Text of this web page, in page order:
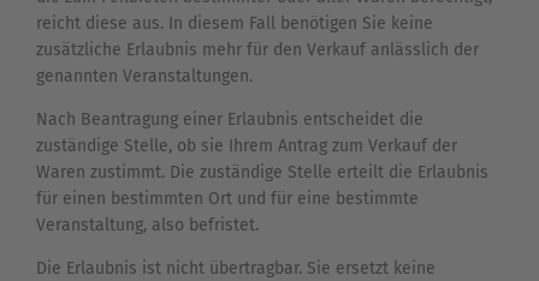
reicht diese aus. In diesem Fall benötigen Sie keine
zusätzliche Erlaubnis mehr für den Verkauf anlässlich der
genannten Veranstaltungen.
Nach Beantragung einer Erlaubnis entscheidet die
zuständige Stelle, ob sie Ihrem Antrag zum Verkauf der
Waren zustimmt. Die zuständige Stelle erteilt die Erlaubnis
für einen bestimmten Ort und für eine bestimmte
Veranstaltung, also befristet.
Die Erlaubnis ist nicht übertragbar. Sie ersetzt keine